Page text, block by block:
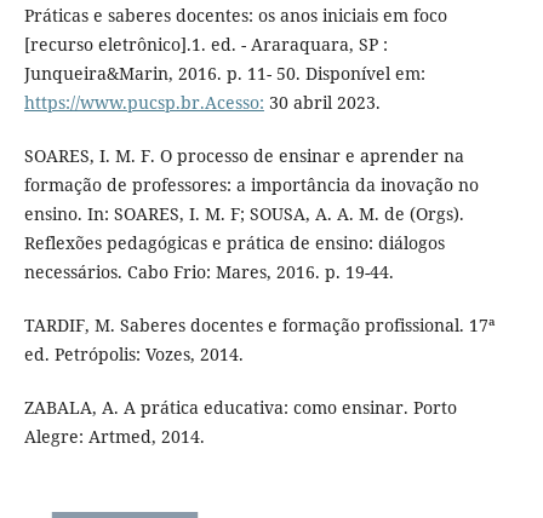
Práticas e saberes docentes: os anos iniciais em foco
[recurso eletrônico].1. ed. - Araraquara, SP :
Junqueira&Marin, 2016. p. 11- 50. Disponível em:
https://www.pucsp.br.Acesso: 30 abril 2023.
SOARES, I. M. F. O processo de ensinar e aprender na
formação de professores: a importância da inovação no
ensino. In: SOARES, I. M. F; SOUSA, A. A. M. de (Orgs).
Reflexões pedagógicas e prática de ensino: diálogos
necessários. Cabo Frio: Mares, 2016. p. 19-44.
TARDIF, M. Saberes docentes e formação profissional. 17ª
ed. Petrópolis: Vozes, 2014.
ZABALA, A. A prática educativa: como ensinar. Porto
Alegre: Artmed, 2014.